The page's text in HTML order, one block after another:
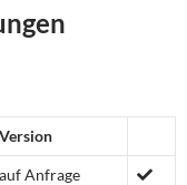
Version
auf Anfrage